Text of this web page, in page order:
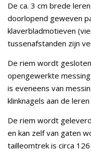
De ca. 3 cm brede
doorlopend geweven
klaverbladmotieven
tussenafstanden zijn
De riem wordt
opengewerkte
is eveneens van
klinknagels aan de
De riem wordt
en kan zelf van gaten
tailleomtrek is circa 126